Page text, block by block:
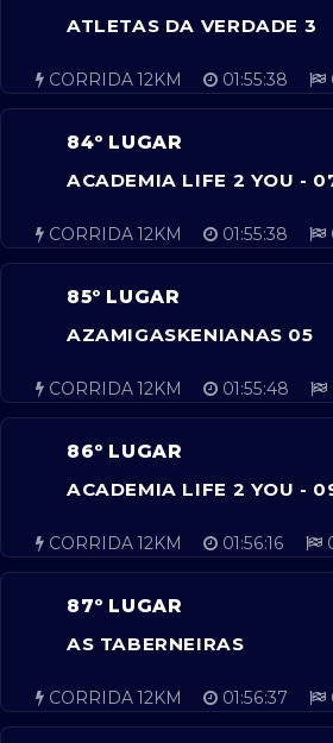
ATLETAS DA VERDADE 3
CORRIDA 12KM 01:55:38
84º LUGAR
ACADEMIA LIFE 2 YOU -
CORRIDA 12KM 01:55:38
85º LUGAR
AZAMIGASKENIANAS 05
CORRIDA 12KM 01:55:48
86º LUGAR
ACADEMIA LIFE 2 YOU -
CORRIDA 12KM 01:56:16
87º LUGAR
AS TABERNEIRAS
CORRIDA 12KM 01:56:37